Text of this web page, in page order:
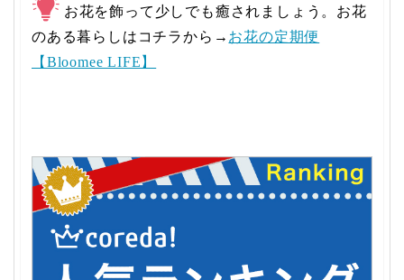
お花を飾って少しでも癒されましょう。お花
のある暮らしはコチラから→ お花の定期便
【Bloomee LIFE】